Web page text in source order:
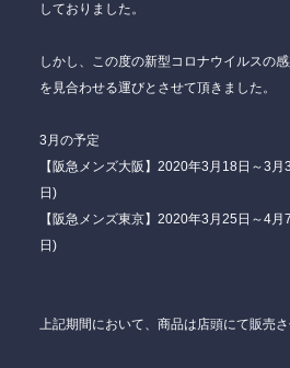
しておりました。
しかし、この度の新型コロナウイルスの
を見合わせる運びとさせて頂きました。
3月の予定
【阪急メンズ大阪】2020年3月18日～3
日)
【阪急メンズ東京】2020年3月25日～4
日)
上記期間において、商品は店頭にて販売さ